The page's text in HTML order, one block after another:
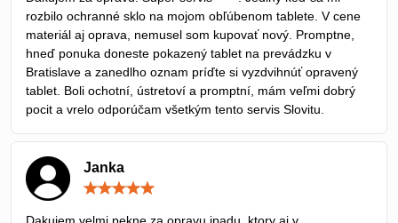
rozbilo ochranné sklo na mojom obľúbenom tablete. V cene
materiál aj oprava, nemusel som kupovať nový. Promptne,
hneď ponuka doneste pokazený tablet na prevádzku v
Bratislave a zanedlho oznam príďte si vyzdvihnúť opravený
tablet. Boli ochotní, ústretoví a promptní, mám veľmi dobrý
pocit a vrelo odporúčam všetkým tento servis Slovitu.
Janka
Dakujem velmi pekne za opravu ipadu, ktory aj v